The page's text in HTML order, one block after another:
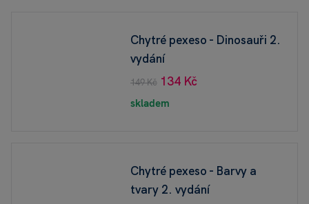
Chytré pexeso - Dinosauři 2.
vydání
skladem
149 Kč 134 Kč
Chytré pexeso - Barvy a
tvary 2. vydání